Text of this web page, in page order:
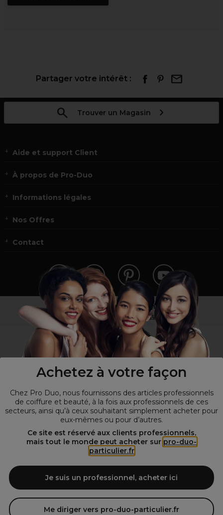
Achetez à votre façon
Chez Pro Duo, nous fournissons des articles professionnels
de coiffure et beauté, à la fois aux professionnels de ces
secteurs, ainsi qu’à ceux souhaitant simplement acheter pour
eux-mêmes ou pour d’autres.
Ce site est réservé aux clients professionnels,
mais tout le monde peut acheter sur pro-duo-
particulier.fr
Je suis un professionnel, acheter ici
Me diriger vers pro-duo-particulier.fr
Partager votre intérêt :
Trouver un Magasin
Aide et support Client
À propos de Pro-Duo
Informations légales
Nos Offres
Contact
Vous n’êtes pas un professionnel ?
Visitez notre site pour les particuliers!
Spécialiste de la coiffure et de la beauté, nous vous proposons une
large sélection de produits professionnels pour la coiffure et
Duo le fournisseur incontournable des salons de coiffure et instituts
de beauté! Notre gamme de produits s’adresse également à tous ceux
qui sont à la recherche de produits et d'accessoires de coiffure et de
matériel esthétique de qualité.